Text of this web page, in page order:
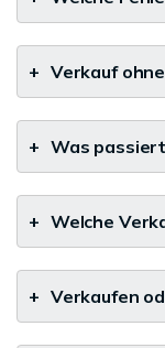
+ Verkauf
+ Was
+ Welche
+ Verkaufen